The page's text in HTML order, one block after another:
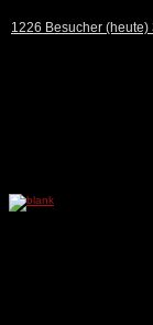
1226 Besucher